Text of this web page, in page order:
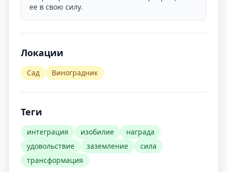
ее в свою силу.
Локации
Сад Виноградник
Теги
интеграция изобилие
награда
удовольствие
заземление
сила
трансформация